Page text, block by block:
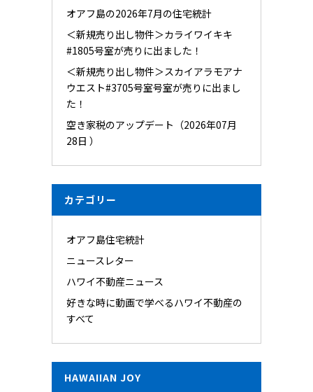
オアフ島の2026年7月の住宅統計
＜新規売り出し物件＞カライワイキキ
#1805号室が売りに出ました！
＜新規売り出し物件＞スカイアラモアナ
ウエスト#3705号室号室が売りに出まし
た！
空き家税のアップデート（2026年07月
28日 ）
カテゴリー
オアフ島住宅統計
ニュースレター
ハワイ不動産ニュース
好きな時に動画で学べるハワイ不動産の
すべて
HAWAIIAN JOY